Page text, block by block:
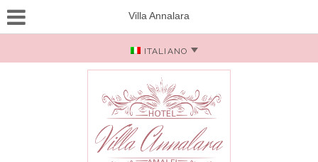
Villa Annalara
ITALIANO